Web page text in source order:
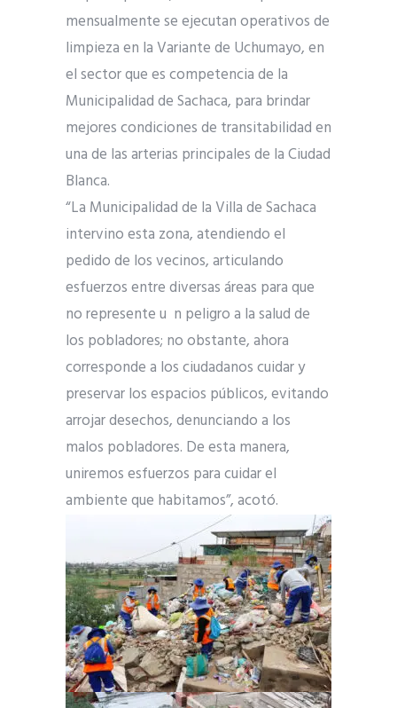
mensualmente se ejecutan operativos de
limpieza en la Variante de Uchumayo, en
el sector que es competencia de la
Municipalidad de Sachaca, para brindar
mejores condiciones de transitabilidad en
una de las arterias principales de la Ciudad
Blanca.
“La Municipalidad de la Villa de Sachaca
intervino esta zona, atendiendo el
pedido de los vecinos, articulando
esfuerzos entre diversas áreas para que
no represente u n peligro a la salud de
los pobladores; no obstante, ahora
corresponde a los ciudadanos cuidar y
preservar los espacios públicos, evitando
arrojar desechos, denunciando a los
malos pobladores. De esta manera,
uniremos esfuerzos para cuidar el
ambiente que habitamos”, acotó.